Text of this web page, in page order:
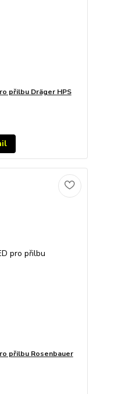
přilbu Dräger HPS
přilbu Rosenbauer